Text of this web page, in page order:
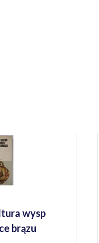
wysp
brązu